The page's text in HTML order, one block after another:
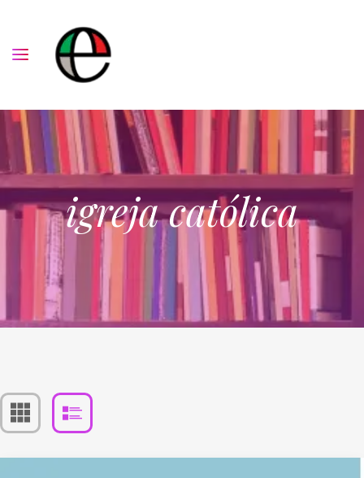
igreja católica